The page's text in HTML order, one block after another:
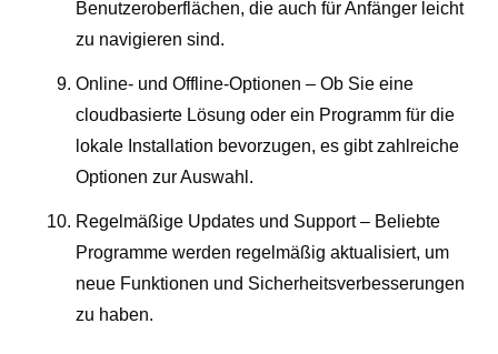
Benutzeroberflächen, die auch für Anfänger leicht
zu navigieren sind.
Online- und Offline-Optionen – Ob Sie eine
cloudbasierte Lösung oder ein Programm für die
lokale Installation bevorzugen, es gibt zahlreiche
Optionen zur Auswahl.
Regelmäßige Updates und Support – Beliebte
Programme werden regelmäßig aktualisiert, um
neue Funktionen und Sicherheitsverbesserungen
zu haben.